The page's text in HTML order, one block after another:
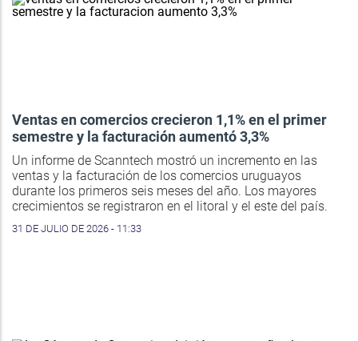
Ventas en comercios crecieron 1,1% en el primer
semestre y la facturación aumentó 3,3%
Un informe de Scanntech mostró un incremento en las
ventas y la facturación de los comercios uruguayos
durante los primeros seis meses del año. Los mayores
crecimientos se registraron en el litoral y el este del país.
31 DE JULIO DE 2026 - 11:33